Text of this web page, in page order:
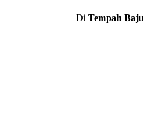
Di Tempah Baju